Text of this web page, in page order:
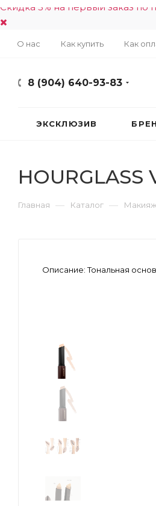
Скидка 5% на первый заказ по
О нас Как купить Как
8 (904) 640-93-83
ЭКСКЛЮЗИВ
Главная — Каталог — Макияж
Описание:Тональная